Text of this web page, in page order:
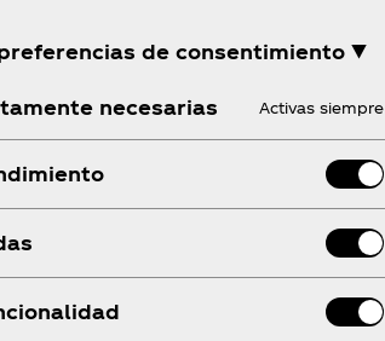
de consentimiento ▼
necesarias Activas siempre